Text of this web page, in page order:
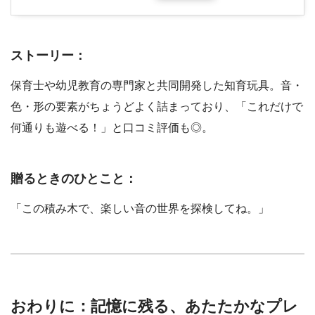
ストーリー：
保育士や幼児教育の専門家と共同開発した知育玩具。音・
色・形の要素がちょうどよく詰まっており、「これだけで
何通りも遊べる！」と口コミ評価も◎。
贈るときのひとこと：
「この積み木で、楽しい音の世界を探検してね。」
おわりに：記憶に残る、あたたかなプレ